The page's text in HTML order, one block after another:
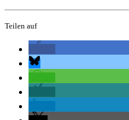
Teilen auf